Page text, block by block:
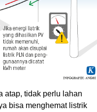
atap, tidak perlu lahan
bisa menghemat listrik